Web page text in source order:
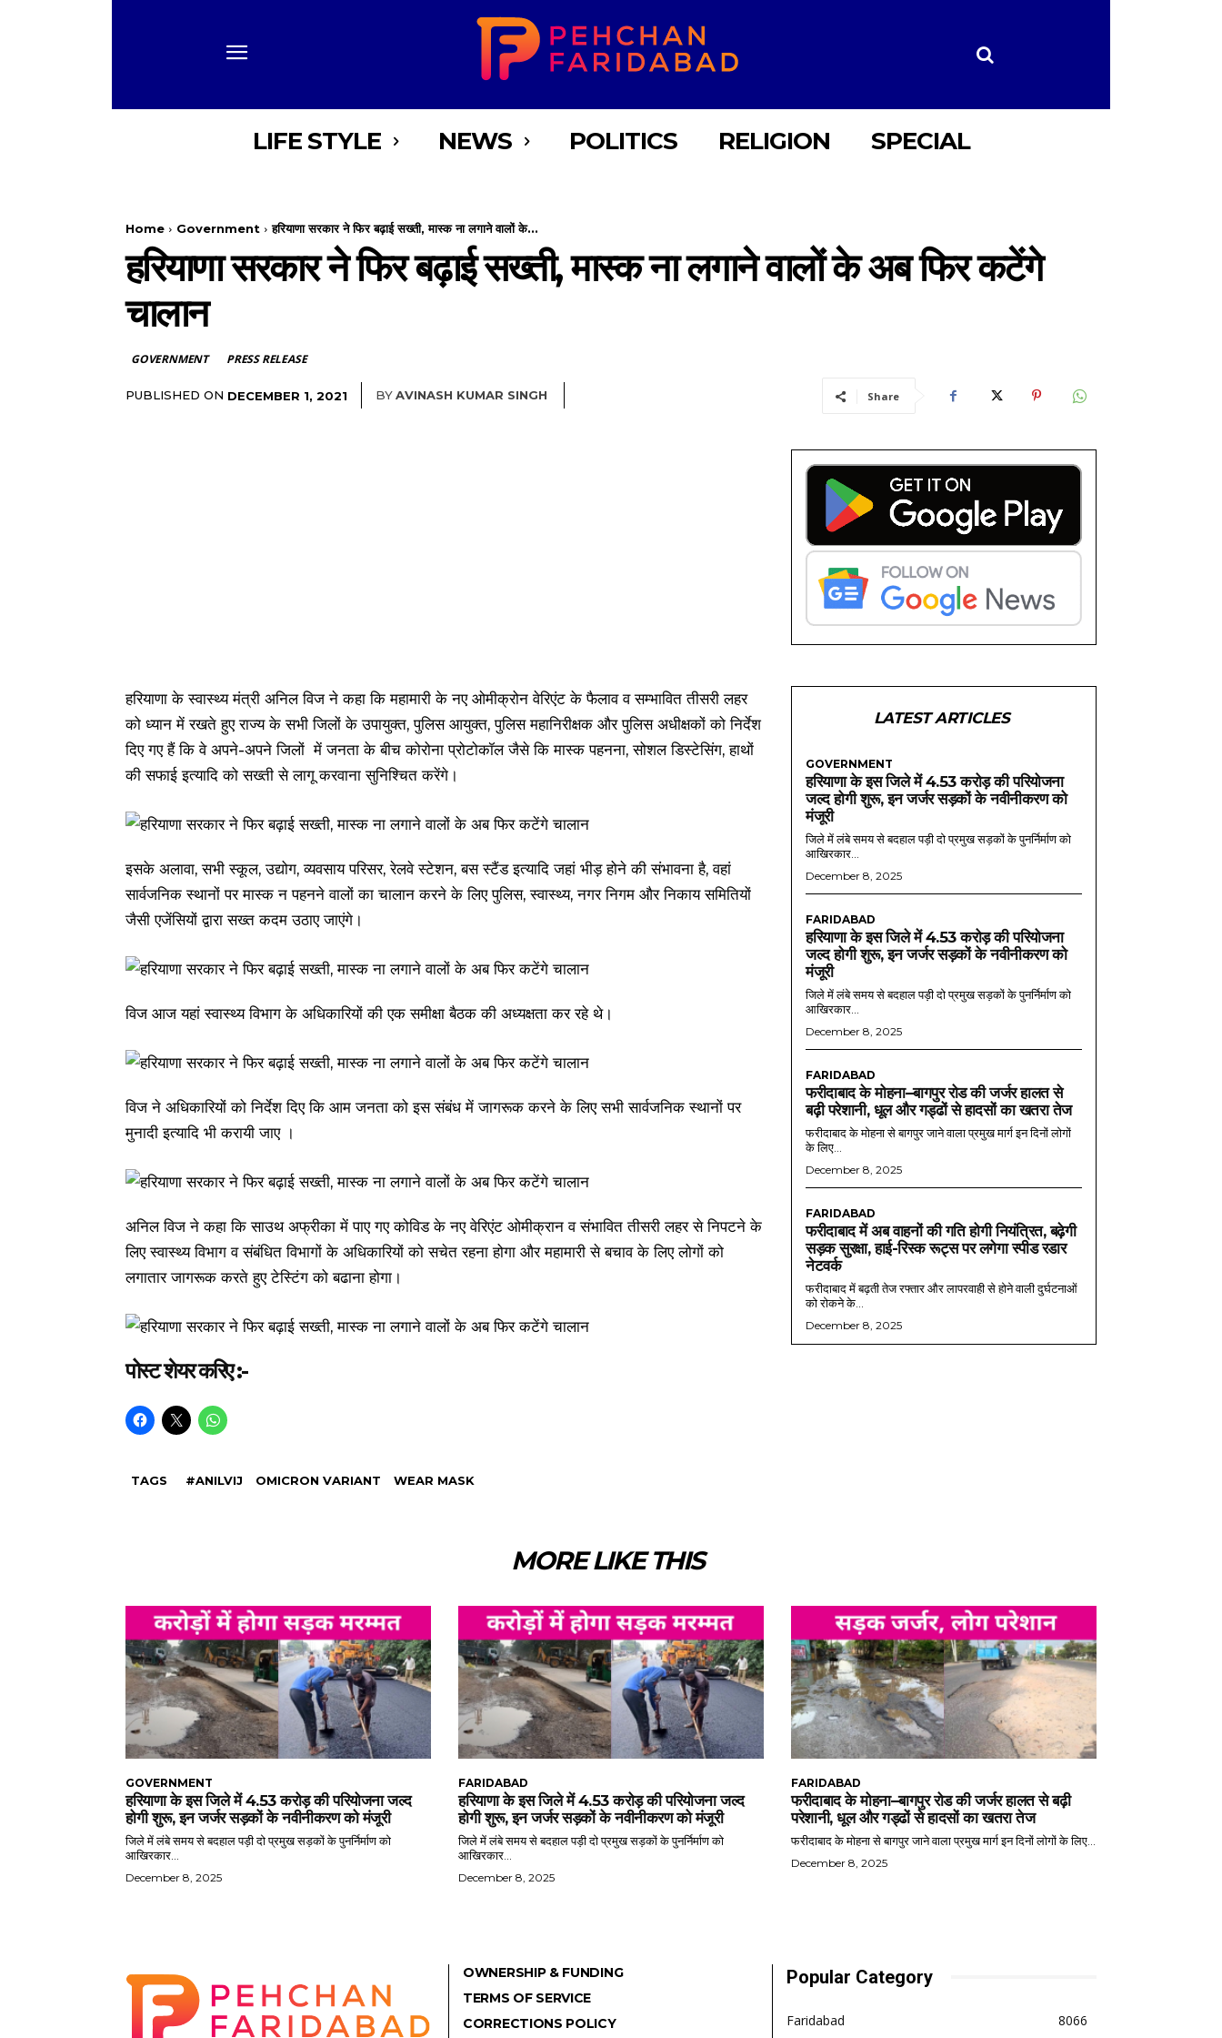
LIFE STYLE NEWS POLITICS RELIGION SPECIAL
Home Government हरियाणा सरकार ने फिर बढ़ाई सख्ती, मास्क ना लगाने वालों के...
हरियाणा सरकार ने फिर बढ़ाई सख्ती, मास्क ना लगाने वालों के अब फिर कटेंगे
चालान
GOVERNMENT PRESS RELEASE
PUBLISHED ON DECEMBER 1, 2021 BYAVINASH KUMAR SINGH Share
हरियाणा के स्वास्थ्य मंत्री अनिल विज ने कहा कि महामारी के नए ओमीक्रोन वेरिएंट के फैलाव व सम्भावित तीसरी लहर
को ध्यान में रखते हुए राज्य के सभी जिलों के उपायुक्त, पुलिस आयुक्त, पुलिस महानिरीक्षक और पुलिस अधीक्षकों को निर्देश
दिए गए हैं कि वे अपने-अपने जिलों में जनता के बीच कोरोना प्रोटोकॉल जैसे कि मास्क पहनना, सोशल डिस्टेसिंग, हाथों
की सफाई इत्यादि को सख्ती से लागू करवाना सुनिश्चित करेंगे।
इसके अलावा, सभी स्कूल, उद्योग, व्यवसाय परिसर, रेलवे स्टेशन, बस स्टैंड इत्यादि जहां भीड़ होने की संभावना है, वहां
सार्वजनिक स्थानों पर मास्क न पहनने वालों का चालान करने के लिए पुलिस, स्वास्थ्य, नगर निगम और निकाय समितियों
जैसी एजेंसियों द्वारा सख्त कदम उठाए जाएंगे।
विज आज यहां स्वास्थ्य विभाग के अधिकारियों की एक समीक्षा बैठक की अध्यक्षता कर रहे थे।
विज ने अधिकारियों को निर्देश दिए कि आम जनता को इस संबंध में जागरूक करने के लिए सभी सार्वजनिक स्थानों पर
मुनादी इत्यादि भी करायी जाए ।
अनिल विज ने कहा कि साउथ अफ्रीका में पाए गए कोविड के नए वेरिएंट ओमीक्रान व संभावित तीसरी लहर से निपटने के
लिए स्वास्थ्य विभाग व संबंधित विभागों के अधिकारियों को सचेत रहना होगा और महामारी से बचाव के लिए लोगों को
लगातार जागरूक करते हुए टेस्टिंग को बढाना होगा।
पोस्ट शेयर करिए :-
TAGS #ANILVIJ OMICRON VARIANT WEAR MASK
LATEST ARTICLES
GOVERNMENT
हरियाणा के इस जिले में 4.53 करोड़ की परियोजना
जल्द होगी शुरू, इन जर्जर सड़कों के नवीनीकरण को
मंजूरी
जिले में लंबे समय से बदहाल पड़ी दो प्रमुख सड़कों के पुनर्निर्माण को
आखिरकार...
December 8, 2025
FARIDABAD
हरियाणा के इस जिले में 4.53 करोड़ की परियोजना
जल्द होगी शुरू, इन जर्जर सड़कों के नवीनीकरण को
मंजूरी
जिले में लंबे समय से बदहाल पड़ी दो प्रमुख सड़कों के पुनर्निर्माण को
आखिरकार...
December 8, 2025
FARIDABAD
फरीदाबाद के मोहना–बागपुर रोड की जर्जर हालत से
बढ़ी परेशानी, धूल और गड्ढों से हादसों का खतरा तेज
फरीदाबाद के मोहना से बागपुर जाने वाला प्रमुख मार्ग इन दिनों लोगों
के लिए...
December 8, 2025
FARIDABAD
फरीदाबाद में अब वाहनों की गति होगी नियंत्रित, बढ़ेगी
सड़क सुरक्षा, हाई-रिस्क रूट्स पर लगेगा स्पीड रडार
नेटवर्क
फरीदाबाद में बढ़ती तेज रफ्तार और लापरवाही से होने वाली दुर्घटनाओं
को रोकने के...
December 8, 2025
MORE LIKE THIS
GOVERNMENT
हरियाणा के इस जिले में 4.53 करोड़ की परियोजना जल्द
होगी शुरू, इन जर्जर सड़कों के नवीनीकरण को मंजूरी
जिले में लंबे समय से बदहाल पड़ी दो प्रमुख सड़कों के पुनर्निर्माण को
आखिरकार...
December 8, 2025
FARIDABAD
हरियाणा के इस जिले में 4.53 करोड़ की परियोजना जल्द
होगी शुरू, इन जर्जर सड़कों के नवीनीकरण को मंजूरी
जिले में लंबे समय से बदहाल पड़ी दो प्रमुख सड़कों के पुनर्निर्माण को
आखिरकार...
December 8, 2025
FARIDABAD
फरीदाबाद के मोहना–बागपुर रोड की जर्जर हालत से बढ़ी
परेशानी, धूल और गड्ढों से हादसों का खतरा तेज
फरीदाबाद के मोहना से बागपुर जाने वाला प्रमुख मार्ग इन दिनों लोगों के लिए...
December 8, 2025
OWNERSHIP & FUNDING
TERMS OF SERVICE
CORRECTIONS POLICY
Popular Category
Faridabad 8066